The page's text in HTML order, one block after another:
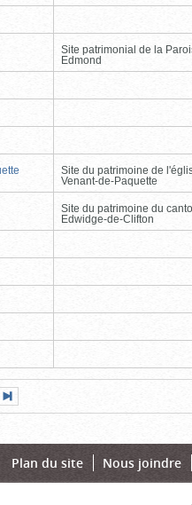
Site patrimonial de la
Edmond
Site du patrimoine de
Venant-de-Paquette
Site du patrimoine du
Edwidge-de-Clifton
page
Plan du site Nous joindre